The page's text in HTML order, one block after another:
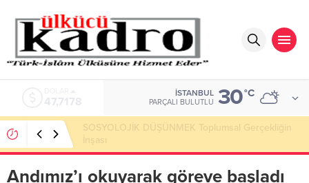
47,7178
İSTANBUL
PARÇALI BULUTLU 30°C
SOSYOLOJİK DÜŞÜNMEK Toplumsal Gerçekliğin
İnşası
Andımız’ı okuyarak göreve başladı